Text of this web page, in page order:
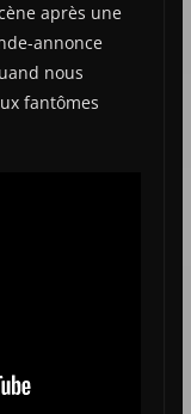
après une
annonce
nous
fantômes